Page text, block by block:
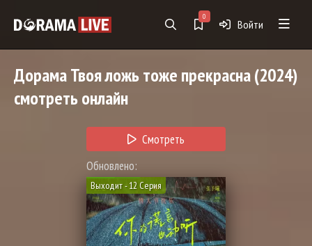
0
Войти
ДорамаТвоя ложь тоже прекрасна(2024)
смотреть онлайн
Смотреть
Обновлено:
Выходит - 12 Серия